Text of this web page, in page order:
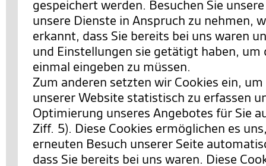
gespeichert werden. Besuchen Sie
unsere Dienste in Anspruch zu nehmen,
erkannt, dass Sie bereits bei uns waren
und Einstellungen sie getätigt haben, um
einmal eingeben zu müssen.
Zum anderen setzten wir Cookies ein,
unserer Website statistisch zu erfassen
Optimierung unseres Angebotes für Sie
Ziff. 5). Diese Cookies ermöglichen es
erneuten Besuch unserer Seite
dass Sie bereits bei uns waren. Diese